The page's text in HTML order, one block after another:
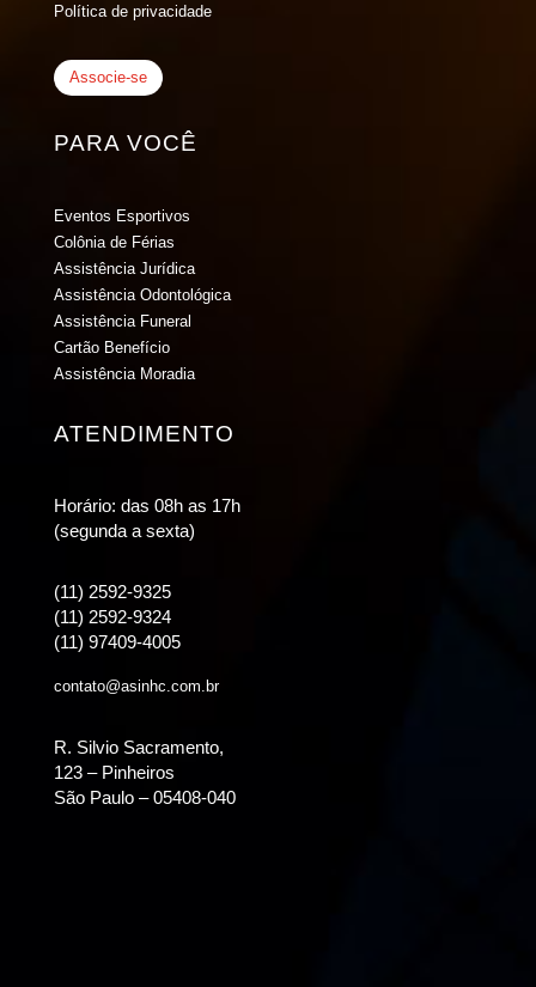
Política de privacidade
Associe-se
PARA VOCÊ
Eventos Esportivos
Colônia de Férias
Assistência Jurídica
Assistência Odontológica
Assistência Funeral
Cartão Benefício
Assistência Moradia
ATENDIMENTO
Horário: das 08h as 17h
(segunda a sexta)
(11) 2592-9325
(11) 2592-9324
(11) 97409-4005
contato@asinhc.com.br
R. Silvio Sacramento,
123 – Pinheiros
São Paulo – 05408-040